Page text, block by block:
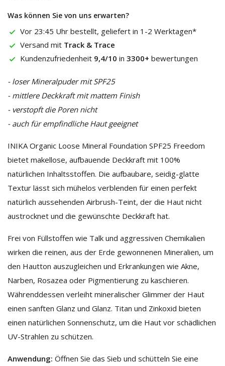
Was können Sie von uns erwarten?
Vor 23:45 Uhr bestellt, geliefert in 1-2 Werktagen*
Versand mit Track & Trace
Kundenzufriedenheit 9,4/10 in 3300+ bewertungen
- loser Mineralpuder mit SPF25
- mittlere Deckkraft mit mattem Finish
- verstopft die Poren nicht
- auch für empfindliche Haut geeignet
INIKA Organic Loose Mineral Foundation SPF25 Freedom
bietet makellose, aufbauende Deckkraft mit 100%
natürlichen Inhaltsstoffen. Die aufbaubare, seidig-glatte
Textur lässt sich mühelos verblenden für einen perfekt
natürlich aussehenden Airbrush-Teint, der die Haut nicht
austrocknet und die gewünschte Deckkraft hat.
Frei von Füllstoffen wie Talk und aggressiven Chemikalien
wirken die reinen, aus der Erde gewonnenen Mineralien, um
den Hautton auszugleichen und Erkrankungen wie Akne,
Narben, Rosazea oder Pigmentierung zu kaschieren.
Währenddessen verleiht mineralischer Glimmer der Haut
einen sanften Glanz und Glanz. Titan und Zinkoxid bieten
einen natürlichen Sonnenschutz, um die Haut vor schädlichen
UV-Strahlen zu schützen.
Anwendung: Öffnen Sie das Sieb und schütteln Sie eine